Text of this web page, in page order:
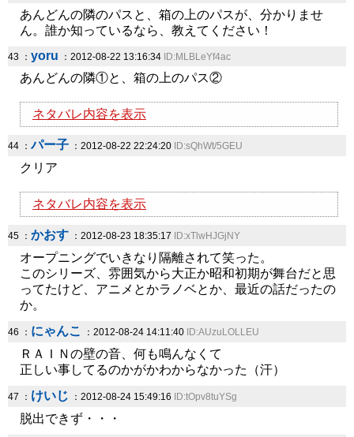
あんどんの隣のパスと、箱の上のパスが、分かりませ
ん。誰か知っているなら、教えてください！
43 ： yoru ：2012-08-22 13:16:34 ID:MLBLeYf4ac
あんどんの隣①と、箱の上のパス②
ネタバレ内容を表示
44 ：パー子 ：2012-08-22 22:24:20 ID:sQhWt/5GEU
クリア
ネタバレ内容を表示
45 ： かおす ：2012-08-23 18:35:17 ID:xTlwHJGjNY
オープニングでいきなり隔離されて笑った。
このシリーズ、雰囲気から大正か昭和初期が舞台だと思
ってたけど、アニメとかラノベとか、最近の話だったの
か。
46 ： にゃんこ ：2012-08-24 14:11:40 ID:AUzuLOLLEU
ＲＡＩＮの壁の音、何も鳴んなくて
正しい事してるのかがかわからなかった（汗）
47 ： けいじ ：2012-08-24 15:49:16 ID:tOpv8tuYSg
脱出できず・・・